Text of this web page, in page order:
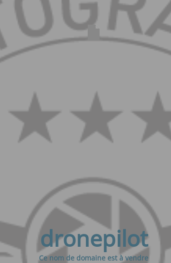
dronepilot
Ce nom de domaine est à vendre